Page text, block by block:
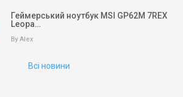
Геймерський ноутбук MSI GP62M 7REX
Leopa…
By Alex
Всі новини